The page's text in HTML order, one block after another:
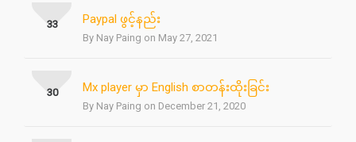
Paypal ဖွင့်နည်း
By Nay Paing on May 27, 2021
33
Mx player မှာ English စာတန်းထိုးခြင်း
By Nay Paing on December 21, 2020
30